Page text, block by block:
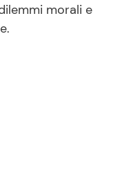
morali e